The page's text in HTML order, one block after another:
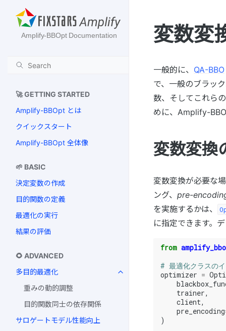
🚀 GETTING STARTED
Amplify-BBOpt とは
クイックスタート
Amplify-BBOpt 全体像
🌱 BASIC
決定変数の作成
目的関数の定義
最適化の実行
結果の評価
🌻 ADVANCED
多目的最適化
重みの動的調整
目的関数同士の依存関係
サロゲートモデル性能向上
変数変
一般的に、 QA-BBO
で、一般のブラッ
数、そしてこれら
めに、Amplify-
変数変換
変数変換が必要な
ング、 pre-
を実施するかは、
に指定できます。
from
# 最適化クラスの
optimizer =
trainer,
client,
pre_encoding
)